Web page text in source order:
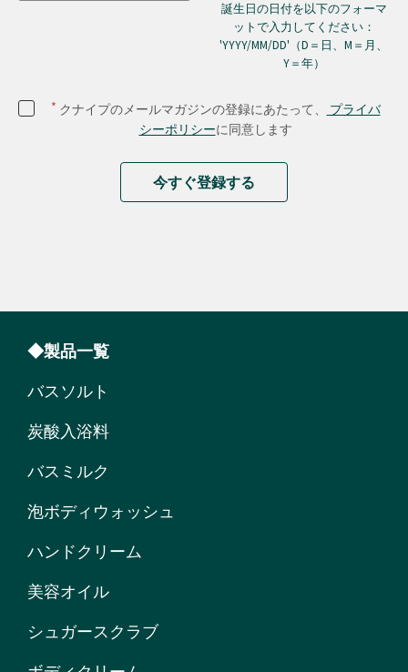
誕生日の日付を以下のフォーマ
ットで入力してください：
'YYYY/MM/DD'（D＝日、M＝月、
Y＝年）
* クナイプのメールマガジンの登録にあたって、
プライバ
シーポリシーに同意します
今すぐ登録する
◆製品一覧
バスソルト
炭酸入浴料
バスミルク
泡ボディウォッシュ
ハンドクリーム
美容オイル
シュガースクラブ